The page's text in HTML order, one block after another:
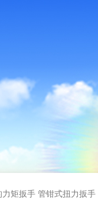
矩扳手 管钳式扭力扳手